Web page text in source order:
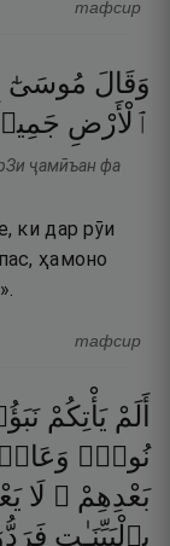
тафсир
وَقَالَ مُوسَىٰٓ
ٱلْأَرْضِ
ҷамӣъан фа
ки дар рӯи
ҳамоно
тафсир
أَلَمْ يَأْتِكُمْ
نُوحٍۢ
بَعْدِهِمْ ۛ لَا
بِٱلْبَيِّنَـٰتِ